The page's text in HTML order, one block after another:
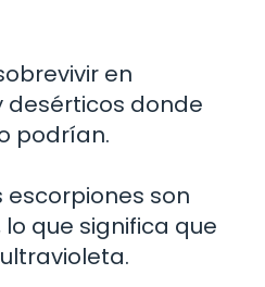
en
desérticos donde
podrían.
son
que significa que